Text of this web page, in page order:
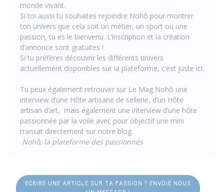
monde vivant.
Si toi aussi tu souhaites rejoindre Nohô pour montrer
ton univers que cela soit un métier, un sport ou une
passion, tu es le bienvenu. L’inscription et la création
d’annonce sont gratuites !
Si tu préfères découvrir les différents univers
actuellement disponibles sur la plateforme, c’est juste ici.
Tu peux également retrouver sur Le Mag Nohô une
interview d’une Hôte artisane de sellerie, d’un Hôte
artisan d’art, mais également une interview d’une hôte
passionnée par la voile avec pour objectif une mini
transat directement sur notre blog.
Nohô, la plateforme des passionnés
ECRIRE UNE ARTICLE SUR TA PASSION ? ENVOIE NOUS